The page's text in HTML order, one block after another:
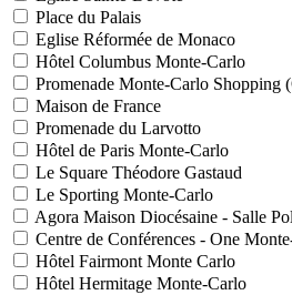
Place du Palais
Eglise Réformée de Monaco
Hôtel Columbus Monte-Carlo
Promenade Monte-Carlo Shopping
Maison de France
Promenade du Larvotto
Hôtel de Paris Monte-Carlo
Le Square Théodore Gastaud
Le Sporting Monte-Carlo
Agora Maison Diocésaine - Salle
Centre de Conférences - One
Hôtel Fairmont Monte Carlo
Hôtel Hermitage Monte-Carlo